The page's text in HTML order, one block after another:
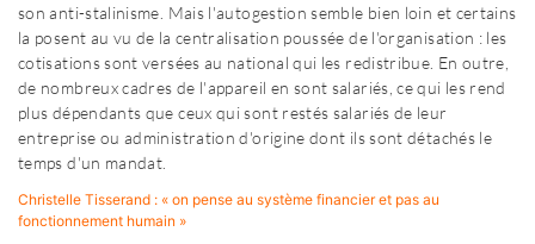
son anti-stalinisme. Mais l'autogestion semble bien loin et certains
la posent au vu de la centralisation poussée de l'organisation : les
cotisations sont versées au national qui les redistribue. En outre,
de nombreux cadres de l'appareil en sont salariés, ce qui les rend
plus dépendants que ceux qui sont restés salariés de leur
entreprise ou administration d'origine dont ils sont détachés le
temps d'un mandat.
Christelle Tisserand : « on pense au système financier et pas au
fonctionnement humain »